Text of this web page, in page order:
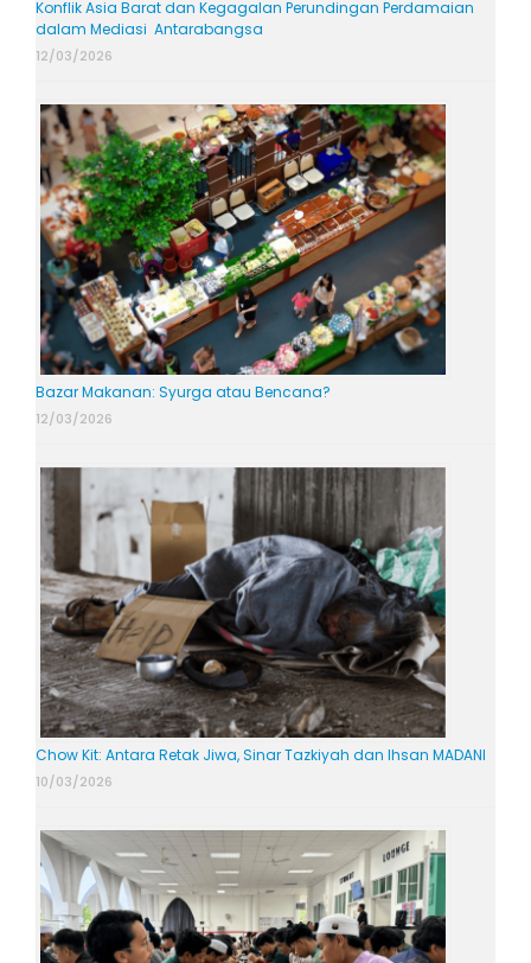
Konflik Asia Barat dan Kegagalan Perundingan Perdamaian
dalam Mediasi Antarabangsa
12/03/2026
Bazar Makanan: Syurga atau Bencana?
12/03/2026
Chow Kit: Antara Retak Jiwa, Sinar Tazkiyah dan Ihsan MADANI
10/03/2026